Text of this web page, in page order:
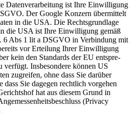
Daten­ver­ar­bei­tung ist Ihre Ein­wil­li­gung
Der Goog­le Kon­zern über­mit­telt
in die USA. Die Rechts­grund­la­ge
die USA ist Ihre Ein­wil­li­gung gemäß
Abs 1 lit a DSGVO in Ver­bin­dung mit
vor Ertei­lung Ihrer Ein­wil­li­gung
kein den Stan­dards der EU ent­spre­
ver­fügt. Ins­be­son­de­re kön­nen US
zugrei­fen, ohne dass Sie dar­über
Sie dage­gen recht­lich vor­ge­hen
hat aus die­sem Grund in
(Pri­va­cy